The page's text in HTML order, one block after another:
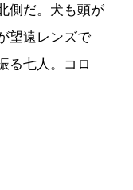
側だ。犬も頭が
望遠レンズで
る七人。コロ